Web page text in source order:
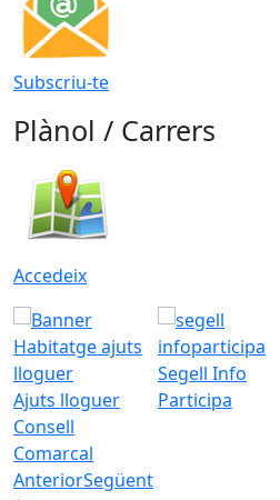
Subscriu-te
Plànol / Carrers
Accedeix
Ajuts lloguer
Consell
Comarcal
Segell Info
Participa
AnteriorSegüent